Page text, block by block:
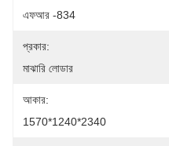
এফআর -834
প্রকার:
মাঝারি লোডার
আকার:
1570*1240*2340